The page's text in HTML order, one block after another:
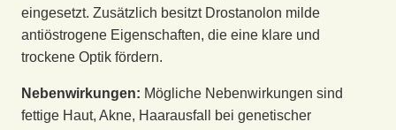
eingesetzt. Zusätzlich besitzt Drostanolon milde
antiöstrogene Eigenschaften, die eine klare und
trockene Optik fördern.
Nebenwirkungen: Mögliche Nebenwirkungen sind
fettige Haut, Akne, Haarausfall bei genetischer